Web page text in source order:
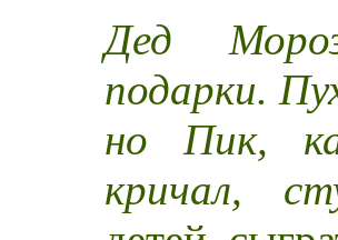
Дед
подарки.
но Пик,
кричал,